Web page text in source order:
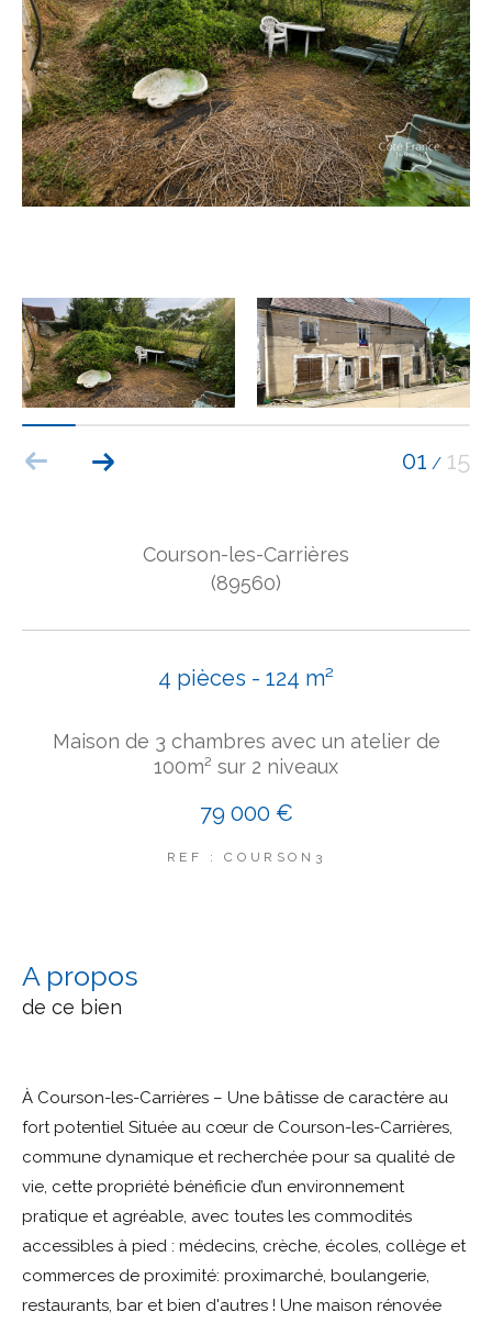
01 / 15
Courson-les-Carrières
(89560)
4 pièces - 124 m²
Maison de 3 chambres avec un atelier de
100m² sur 2 niveaux
79 000 €
REF : COURSON3
a propos
de ce bien
À Courson-les-Carrières – Une bâtisse de caractère au
fort potentiel Située au cœur de Courson-les-Carrières,
commune dynamique et recherchée pour sa qualité de
vie, cette propriété bénéficie d’un environnement
pratique et agréable, avec toutes les commodités
accessibles à pied : médecins, crèche, écoles, collège et
commerces de proximité: proximarché, boulangerie,
restaurants, bar et bien d'autres ! Une maison rénovée
Budget
Budget
Surface
Surface
Pièces
AFFINER LES CRITÈRES
EXCLUSIVITÉS NOUVEAUTÉS